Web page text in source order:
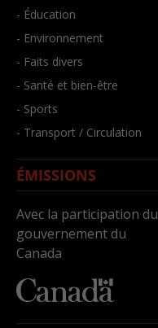
- Éducation
- Environnement
- Faits divers
- Santé et bien-être
- Sports
- Transport / Circulation
ÉMISSIONS
Avec la participation du
gouvernement du
Canada